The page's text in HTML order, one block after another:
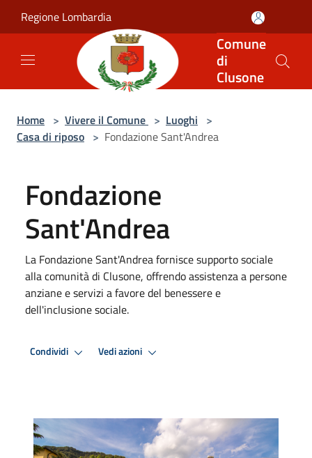
Regione Lombardia
Comune
di
Clusone
Home > Vivere il Comune > Luoghi >
Casa di riposo > Fondazione Sant'Andrea
Fondazione
Sant'Andrea
La Fondazione Sant'Andrea fornisce supporto sociale
alla comunità di Clusone, offrendo assistenza a persone
anziane e servizi a favore del benessere e
dell'inclusione sociale.
Condividi Vedi azioni